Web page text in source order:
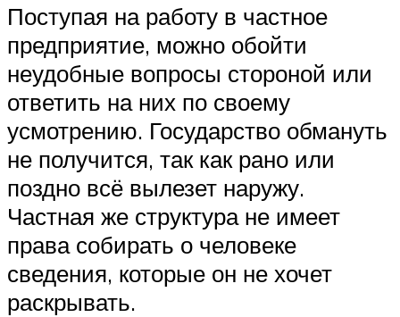
Поступая на работу в частное
предприятие, можно обойти
неудобные вопросы стороной или
ответить на них по своему
усмотрению. Государство обмануть
не получится, так как рано или
поздно всё вылезет наружу.
Частная же структура не имеет
права собирать о человеке
сведения, которые он не хочет
раскрывать.